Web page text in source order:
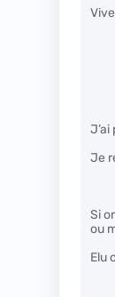
Je
Si
ou
Elu